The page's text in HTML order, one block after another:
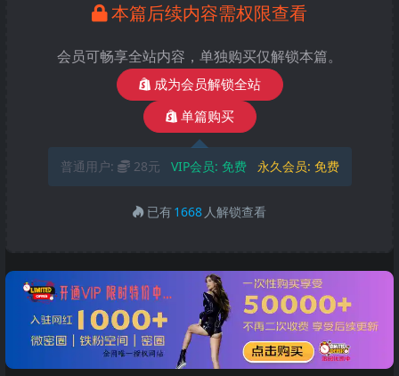
本篇后续内容需权限查看
会员可畅享全站内容，单独购买仅解锁本篇。
成为会员解锁全站
单篇购买
普通用户: 28元 VIP会员: 免费 永久会员: 免费
已有1668 人解锁查看